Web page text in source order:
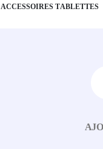
ACCESSOIRES TABLETTES